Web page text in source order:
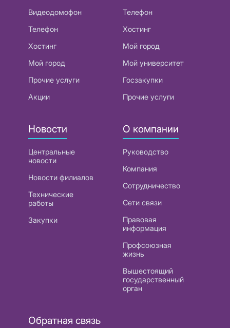
Видеодомофон
Телефон
Хостинг
Мой город
Прочие услуги
Акции
Телефон
Хостинг
Мой город
Мой университет
Госзакупки
Прочие услуги
Новости
Центральные
новости
Новости филиалов
Технические
работы
Закупки
О компании
Руководство
Компания
Сотрудничество
Сети связи
Правовая
информация
Профсоюзная
жизнь
Вышестоящий
государственный
орган
Обратная связь